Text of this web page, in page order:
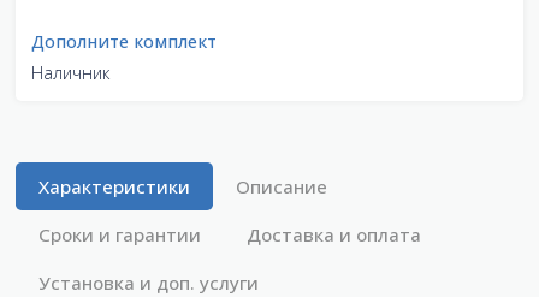
Дополните комплект
Наличник
Характеристики Описание
Сроки и гарантии Доставка и оплата
Установка и доп. услуги